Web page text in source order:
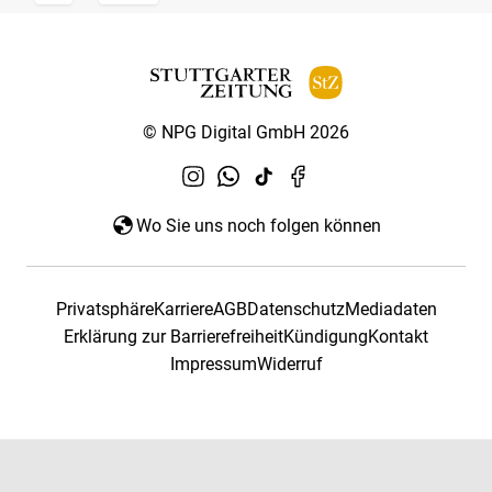
© NPG Digital GmbH 2026
Wo Sie uns noch folgen können
PrivatsphäreKarriereAGBDatenschutzMediadaten
Erklärung zur BarrierefreiheitKündigungKontakt
ImpressumWiderruf